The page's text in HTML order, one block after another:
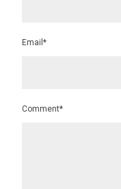
Email*
Comment*